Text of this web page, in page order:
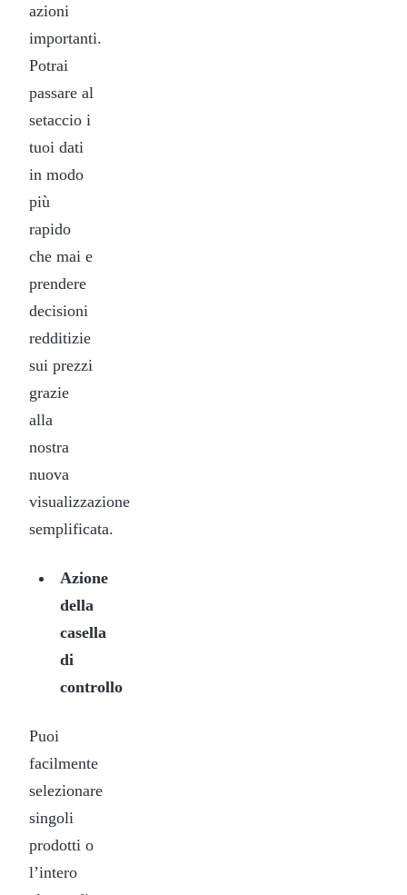
azioni
importanti.
Potrai
passare al
setaccio i
tuoi dati
in modo
più
rapido
che mai e
prendere
decisioni
redditizie
sui prezzi
grazie
alla
nostra
nuova
visualizzazione
semplificata.
Azione
della
casella
di
controllo
Puoi
facilmente
selezionare
singoli
prodotti o
l’intero